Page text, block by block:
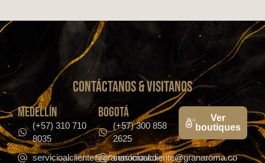
CONTáCTanos & VISITANOS
medellín
(+57) 310 710
8035
servicioalcliente@granaroma.co
bogotá
(+57) 300 858
2625
servicioalcliente@granaroma.co
Ver
boutiques